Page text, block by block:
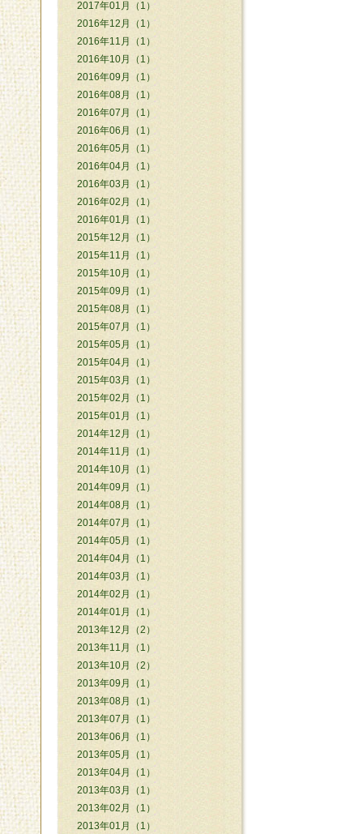
2017年01月（1）
2016年12月（1）
2016年11月（1）
2016年10月（1）
2016年09月（1）
2016年08月（1）
2016年07月（1）
2016年06月（1）
2016年05月（1）
2016年04月（1）
2016年03月（1）
2016年02月（1）
2016年01月（1）
2015年12月（1）
2015年11月（1）
2015年10月（1）
2015年09月（1）
2015年08月（1）
2015年07月（1）
2015年05月（1）
2015年04月（1）
2015年03月（1）
2015年02月（1）
2015年01月（1）
2014年12月（1）
2014年11月（1）
2014年10月（1）
2014年09月（1）
2014年08月（1）
2014年07月（1）
2014年05月（1）
2014年04月（1）
2014年03月（1）
2014年02月（1）
2014年01月（1）
2013年12月（2）
2013年11月（1）
2013年10月（2）
2013年09月（1）
2013年08月（1）
2013年07月（1）
2013年06月（1）
2013年05月（1）
2013年04月（1）
2013年03月（1）
2013年02月（1）
2013年01月（1）